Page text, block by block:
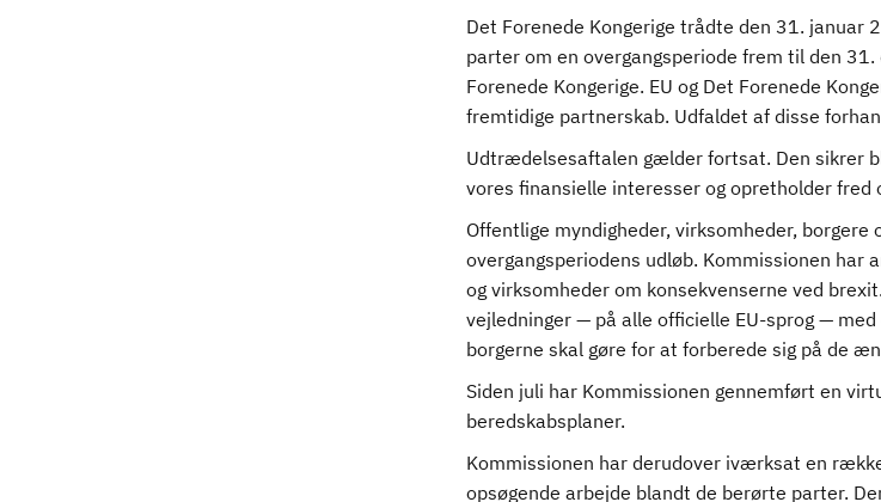
Det Forenede Kongerige trådte den 31. januar
parter om en overgangsperiode frem til den
Forenede Kongerige. EU og Det Forenede
fremtidige partnerskab. Udfaldet af disse
Udtrædelsesaftalen gælder fortsat. Den sikrer
vores finansielle interesser og opretholder fred
Offentlige myndigheder, virksomheder,
overgangsperiodens udløb. Kommissionen
og virksomheder om konsekvenserne ved
vejledninger — på alle officielle EU-sprog —
borgerne skal gøre for at forberede sig på de
Siden juli har Kommissionen gennemført en
beredskabsplaner.
Kommissionen har derudover iværksat en
opsøgende arbejde blandt de berørte parter.